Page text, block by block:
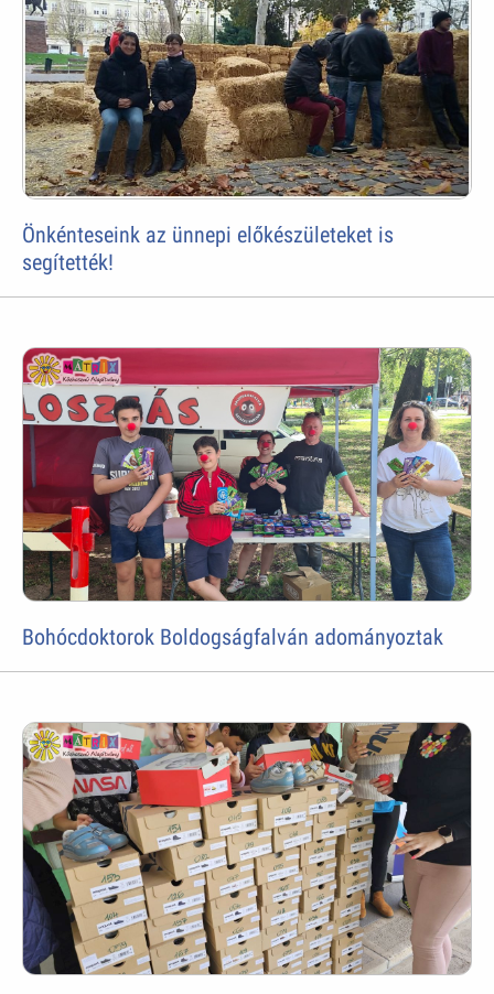
Önkénteseink az ünnepi előkészületeket is
segítették!
Bohócdoktorok Boldogságfalván adományoztak